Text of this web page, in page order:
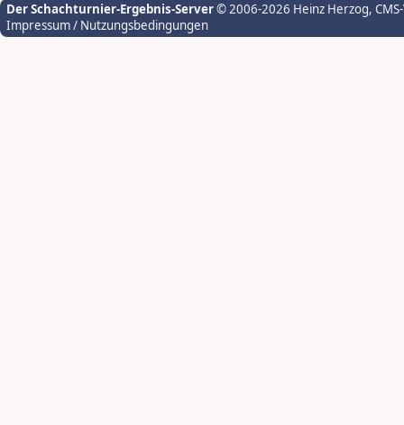
Der Schachturnier-Ergebnis-Server© 2006-2026 Heinz Herzog,
Impressum / Nutzungsbedingungen